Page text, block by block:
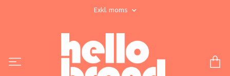
Exkl. moms